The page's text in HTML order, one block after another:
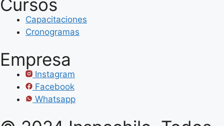
Cursos
Capacitaciones
Cronogramas
Empresa
Instagram
Facebook
Whatsapp